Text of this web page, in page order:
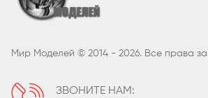
Мир Моделей © 2014 - 2026. Все права
ЗВОНИТЕ НАМ: